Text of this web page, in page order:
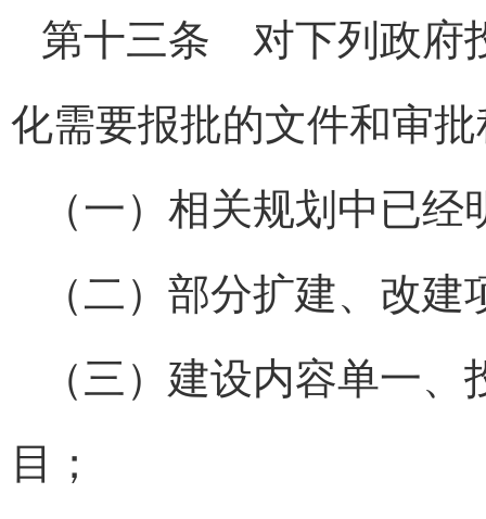
第十三条 对下列政府
化需要报批的文件和审
（一）相关规划中已
（二）部分扩建、改建
（三）建设内容单一
目；